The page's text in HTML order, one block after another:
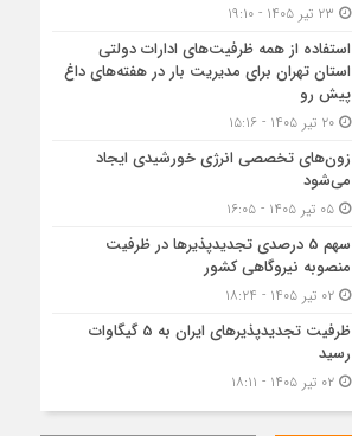
استفاده از همه ظرفیت‌های ادارات دولتی
استان تهران برای مدیریت بار در هفته‌های داغ
پیش رو
۲۰ تیر ۱۴۰۵ - ۱۵:۱۶
زون‌های تخصصی انرژی خورشیدی ایجاد
می‌شود
۰۵ تیر ۱۴۰۵ - ۱۶:۰۵
سهم 5 درصدی تجدیدپذیرها در ظرفیت
منصوبه نیروگاهی کشور
۰۲ تیر ۱۴۰۵ - ۱۸:۲۴
ظرفیت تجدیدپذیرهای ایران به 5 گیگاوات
رسید
۰۲ تیر ۱۴۰۵ - ۱۸:۱۱